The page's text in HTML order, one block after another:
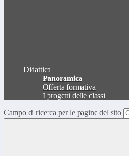
Didattica
Panoramica
Offerta formativa
I progetti delle classi
Campo di ricerca per le pagine del sito